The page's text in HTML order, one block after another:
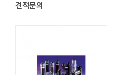
견적문의